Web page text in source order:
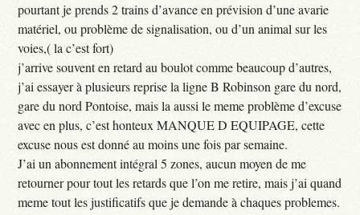
pourtant je prends 2 trains d’avance en prévision d’une avarie
matériel, ou problème de signalisation, ou d’un animal sur les
voies,( la c’est fort)
j’arrive souvent en retard au boulot comme beaucoup d’autres,
j’ai essayer à plusieurs reprise la ligne B Robinson gare du nord,
gare du nord Pontoise, mais la aussi le meme problème d’excuse
avec en plus, c’est honteux MANQUE D EQUIPAGE, cette
excuse nous est donné au moins une fois par semaine.
J’ai un abonnement intégral 5 zones, aucun moyen de me
retourner pour tout les retards que l’on me retire, mais j’ai quand
meme tout les justificatifs que je demande à chaques problemes.